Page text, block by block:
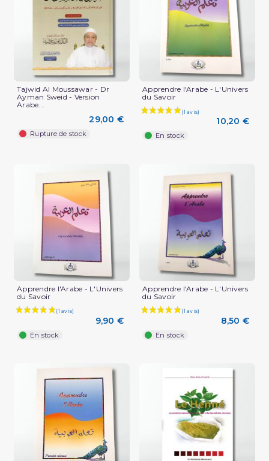
Tajwid Al Moussawar - Dr
Ayman Sweid - Version
Arabe...
29,00 €
Rupture de stock
Apprendre l'Arabe - L'Univers
du Savoir
10,20 €
En stock
Apprendre l'Arabe - L'Univers
du Savoir
9,90 €
En stock
Apprendre l'Arabe - L'Univers
du Savoir
8,50 €
En stock